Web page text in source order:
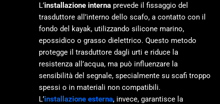
L’installazione internaprevede il fissaggio del
trasduttore all’interno dello scafo, a contatto con il
fondo del kayak, utilizzando silicone marino,
epossidico o grasso dielettrico. Questo metodo
protegge il trasduttore dagli urti e riduce la
resistenza all’acqua, ma può influenzare la
sensibilità del segnale, specialmente su scafi troppo
spessi o in materiali non compatibili.
L’installazione esterna, invece, garantisce la